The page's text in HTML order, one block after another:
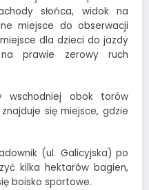
słońca, widok na
miejsce do obserwacji
dla dzieci do jazdy
prawie zerowy ruch
obok torów
się miejsce, gdzie
(ul. Galicyjska) po
kilka hektarów bagien,
boisko sportowe.